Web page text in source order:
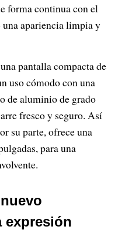
forma continua con el
apariencia limpia y
pantalla compacta de
uso cómodo con una
de aluminio de grado
fresco y seguro. Así
su parte, ofrece una
para una
expresión